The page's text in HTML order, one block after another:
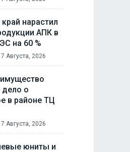
нарастил
АПК в
на 60 %
7 Августа, 2026
дело о
в районе ТЦ
7 Августа, 2026
юниты и